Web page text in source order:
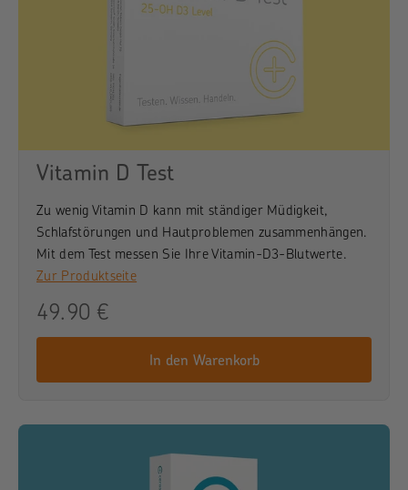
Vitamin D Test
Zu wenig Vitamin D kann mit ständiger Müdigkeit,
Schlafstörungen und Hautproblemen zusammenhängen.
Mit dem Test messen Sie Ihre Vitamin-D3-Blutwerte.
Zur Produktseite
49.90 €
In den Warenkorb